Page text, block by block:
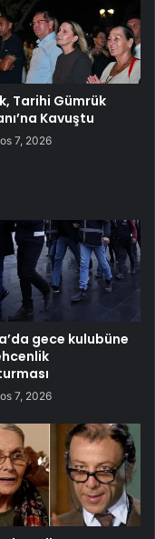
Tarihi Gümrük
Kavuştu
7, 2026
gece kulubüne
7, 2026